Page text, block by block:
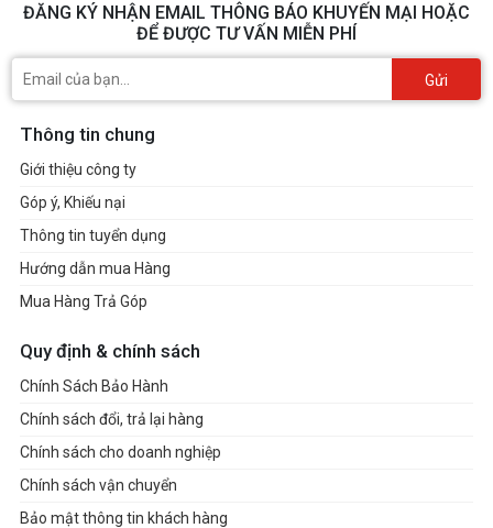
ĐĂNG KÝ NHẬN EMAIL THÔNG BÁO KHUYẾN MẠI HOẶC
ĐỂ ĐƯỢC TƯ VẤN MIỄN PHÍ
Gửi
Thông tin chung
Giới thiệu công ty
Góp ý, Khiếu nại
Thông tin tuyển dụng
Hướng dẫn mua Hàng
Mua Hàng Trả Góp
Quy định & chính sách
Chính Sách Bảo Hành
Chính sách đổi, trả lại hàng
Chính sách cho doanh nghiệp
Chính sách vận chuyển
Bảo mật thông tin khách hàng